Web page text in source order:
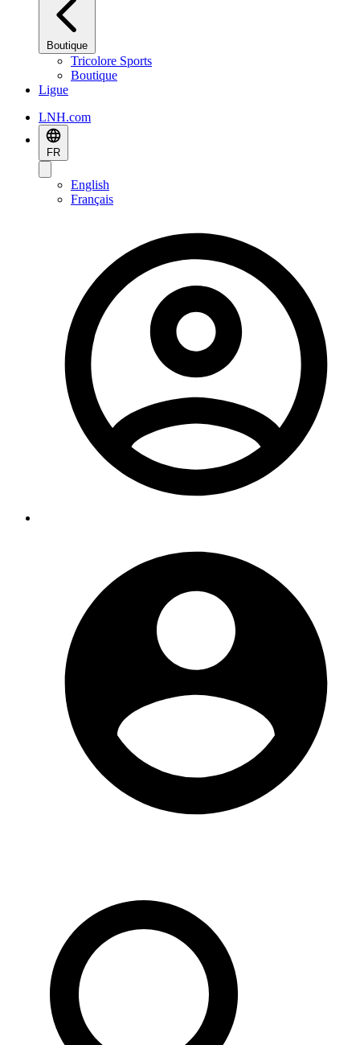
Boutique
Tricolore Sports
Boutique
Ligue
LNH.com
FR
English
Français